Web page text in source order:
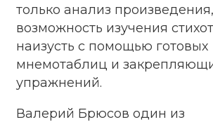
только анализ
возможность изучения
наизусть с помощью готовых
мнемотаблиц и
упражнений.
Валерий Брюсов один из